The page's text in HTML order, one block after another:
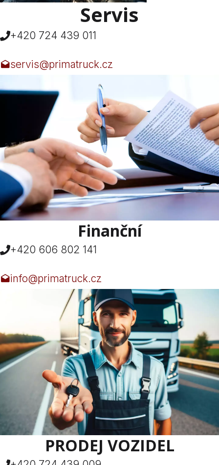
Servis
+420 724 439 011
servis@primatruck.cz
Finanční
+420 606 802 141
info@primatruck.cz
PRODEJ VOZIDEL